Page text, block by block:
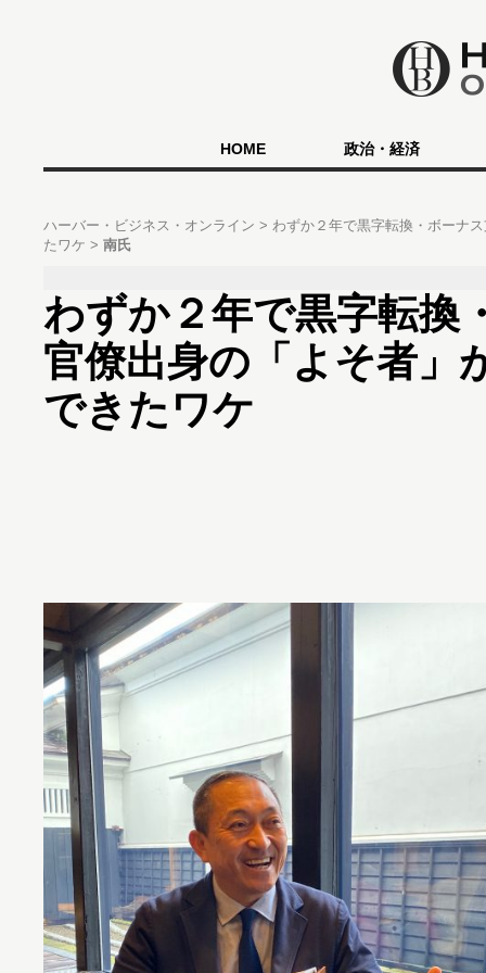
HOME 政治・経済
ハーバー・ビジネス・オンライン
わずか２年で黒字転換・ボーナ
たワケ
南氏
わずか２年で黒字転換
官僚出身の「よそ者」
できたワケ